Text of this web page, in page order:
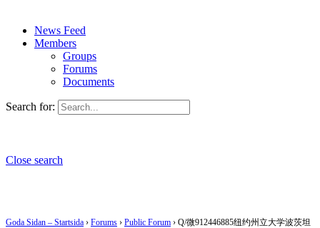
News Feed
Members
Groups
Forums
Documents
Search for:
Close search
Goda Sidan – Startsida › Forums › Public Forum › Q/微912446885纽约州立大学波茨坦